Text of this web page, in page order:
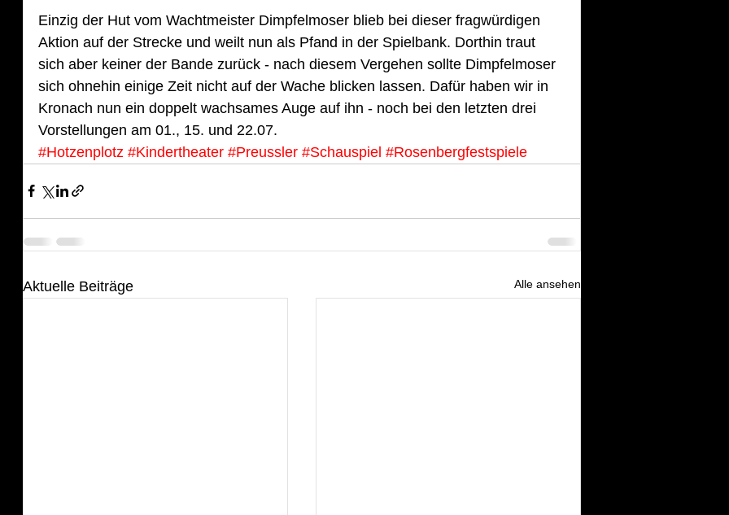
Einzig der Hut vom Wachtmeister Dimpfelmoser blieb bei dieser fragwürdigen
Aktion auf der Strecke und weilt nun als Pfand in der Spielbank. Dorthin traut
sich aber keiner der Bande zurück - nach diesem Vergehen sollte Dimpfelmoser
sich ohnehin einige Zeit nicht auf der Wache blicken lassen. Dafür haben wir in
Kronach nun ein doppelt wachsames Auge auf ihn - noch bei den letzten drei
Vorstellungen am 01., 15. und 22.07.
#Hotzenplotz #Kindertheater #Preussler #Schauspiel #Rosenbergfestspiele
Aktuelle Beiträge Alle ansehen